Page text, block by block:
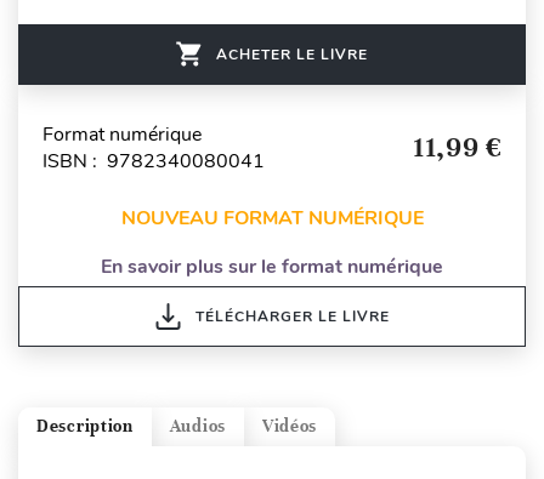
ACHETER LE LIVRE
Format numérique
ISBN : 9782340080041
11,99 €
NOUVEAU FORMAT NUMÉRIQUE
En savoir plus sur le format numérique
TÉLÉCHARGER LE LIVRE
Vidéos
Audios
Description